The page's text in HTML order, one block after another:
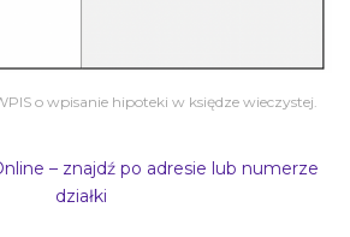
o wpisanie hipoteki w księdze wieczystej.
– znajdź po adresie lub numerze
działki